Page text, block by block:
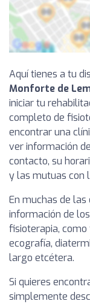
Aquí tienes a tu
Monforte de
iniciar tu
completo de
encontrar una
ver información
contacto, su
y las mutuas con
En muchas de
información de
fisioterapia,
ecografía,
largo etcétera.
Si quieres
simplemente